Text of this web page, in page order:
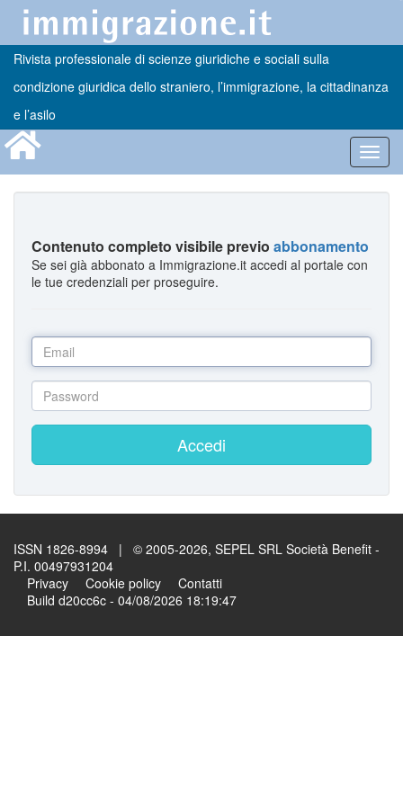
Rivista professionale di scienze giuridiche e sociali sulla
condizione giuridica dello straniero, l’immigrazione, la cittadinanza
e l’asilo
Contenuto completo visibile previo abbonamento
Se sei già abbonato a Immigrazione.it accedi al portale con
le tue credenziali per proseguire.
Accedi
ISSN 1826-8994 | © 2005-2026, SEPEL SRL Società Benefit -
P.I. 00497931204
Privacy
Cookie policy
Contatti
Build d20cc6c - 04/08/2026 18:19:47